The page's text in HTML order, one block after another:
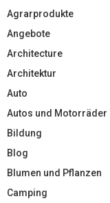
Agrarprodukte
Angebote
Architecture
Architektur
Auto
Autos und Motorräder
Bildung
Blog
Blumen und Pflanzen
Camping